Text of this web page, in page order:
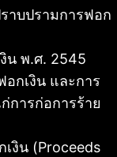
าบปรามการฟอก
น พ.ศ. 2545
กเงิน และการ
การก่อการร้าย
งิน (Proceeds